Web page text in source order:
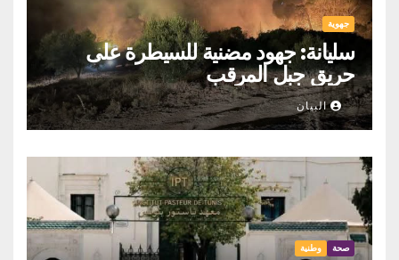
جهوية
سليانة: جهود مضنية للسيطرة على
حريق جبل المرقب
البيان
صحة وطنية